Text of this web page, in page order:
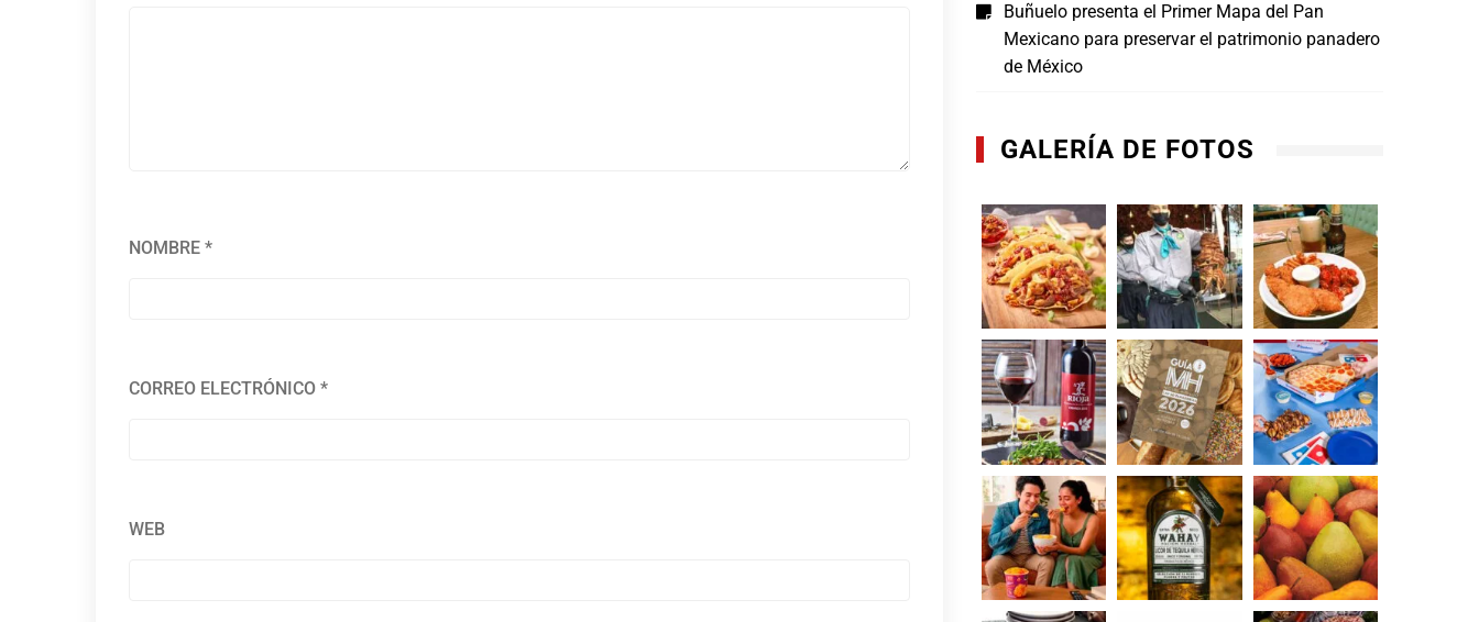
NOMBRE *
CORREO ELECTRÓNICO *
WEB
Buñuelo presenta el Primer Mapa del Pan
Mexicano para preservar el patrimonio panadero
de México
GALERÍA DE FOTOS